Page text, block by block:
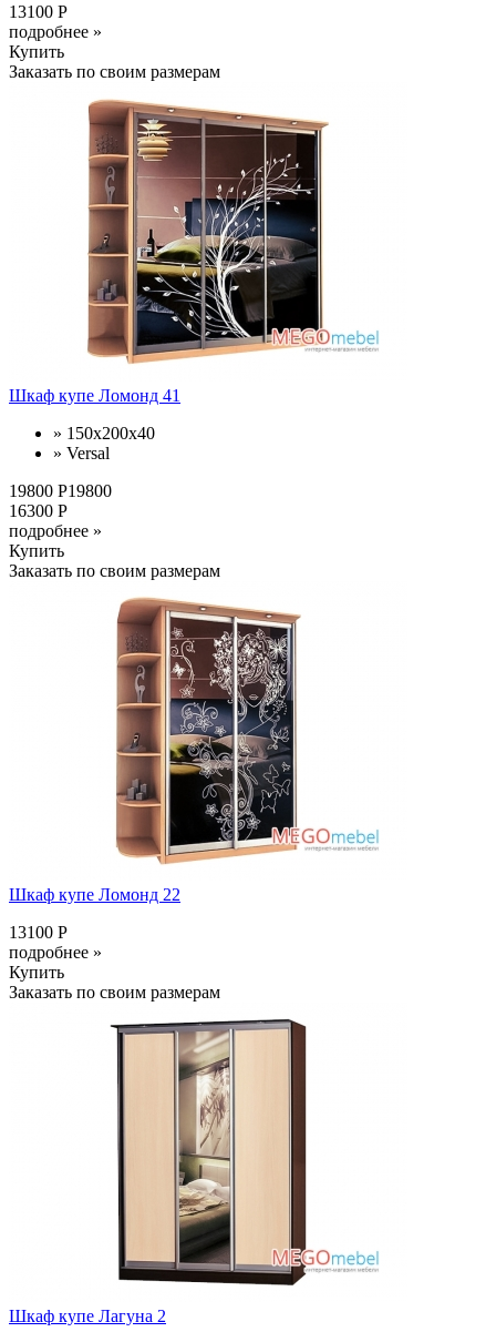
13100 Р
подробнее »
Купить
Заказать по своим размерам
Шкаф купе Ломонд 41
» 150x200x40
» Versal
19800 Р19800
16300 Р
подробнее »
Купить
Заказать по своим размерам
Шкаф купе Ломонд 22
13100 Р
подробнее »
Купить
Заказать по своим размерам
Шкаф купе Лагуна 2